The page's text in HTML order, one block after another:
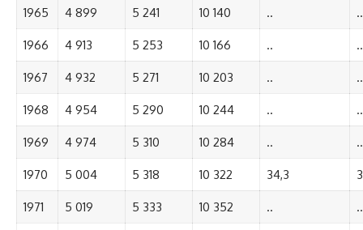
1965 4 899 5 241 10 140 .. ..
1966 4 913 5 253 10 166 .. ..
1967 4 932 5 271 10 203 .. ..
1968 4 954 5 290 10 244 .. ..
1969 4 974 5 310 10 284 .. ..
1970 5 004 5 318 10 322 34,3
1971 5 019 5 333 10 352 .. ..